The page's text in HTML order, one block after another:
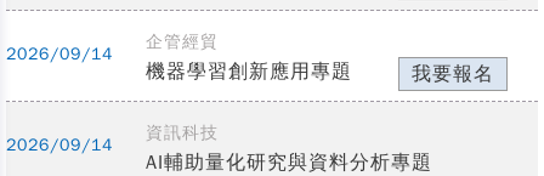
2026/09/14
企管經貿
機器學習創新應用專題 我要報名
2026/09/14
資訊科技
AI輔助量化研究與資料分析專題